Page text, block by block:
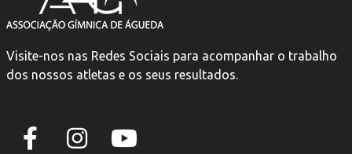
Visite-nos nas Redes Sociais para acompanhar o trabalho
dos nossos atletas e os seus resultados.